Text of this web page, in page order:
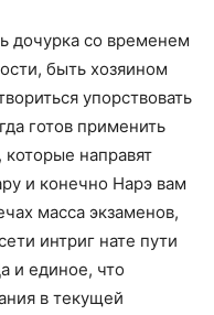
дочурка со временем
быть хозяином
упорствовать
готов применить
направят
и конечно Нарэ вам
масса экзаменов,
интриг нате пути
и единое, что
в текущей